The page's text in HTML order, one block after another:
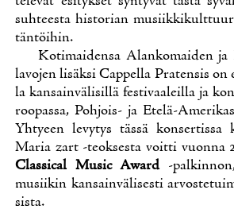
suh­tees­ta his­to­rian
tän­töi­hin.
Ko­ti­mai­den­sa Alan­ko­mai­den
la­vo­jen li­säk­si Cap­pel­la Pra­ten­sis
la kan­sain­vä­li­sil­lä fes­ti­vaa­leil­la ja
roo­pas­sa, Poh­jois- ja Ete­lä-
Yh­tyeen le­vy­tys täs­sä kon­ser­tis­sa
Ma­ria zart -teok­ses­ta voit­ti vuon­na
Clas­sical Music Award-
musii­kin kan­sain­vä­li­ses­ti
sis­ta.